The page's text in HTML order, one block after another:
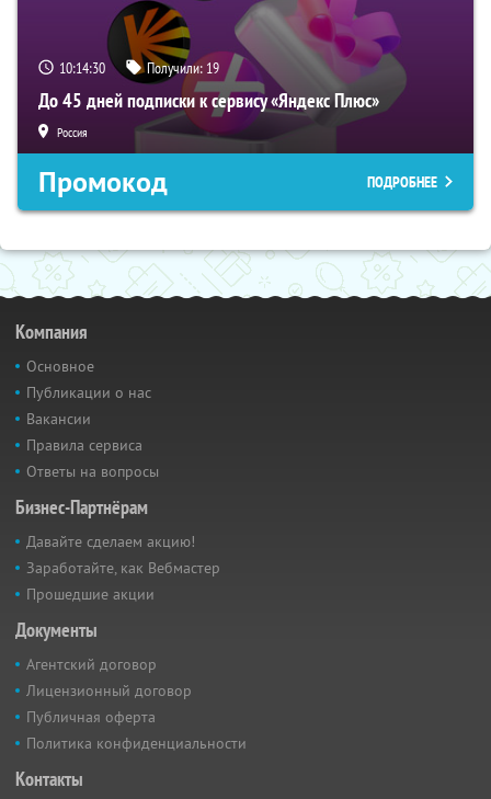
10:14:29 Получили: 19
До 45 дней подписки к сервису «Яндекс Плюс»
Россия
Промокод ПОДРОБНЕЕ
Компания
Основное
Публикации о нас
Вакансии
Правила сервиса
Ответы на вопросы
Бизнес-Партнёрам
Давайте сделаем акцию!
Заработайте, как Вебмастер
Прошедшие акции
Документы
Агентский договор
Лицензионный договор
Публичная оферта
Политика конфиденциальности
Контакты